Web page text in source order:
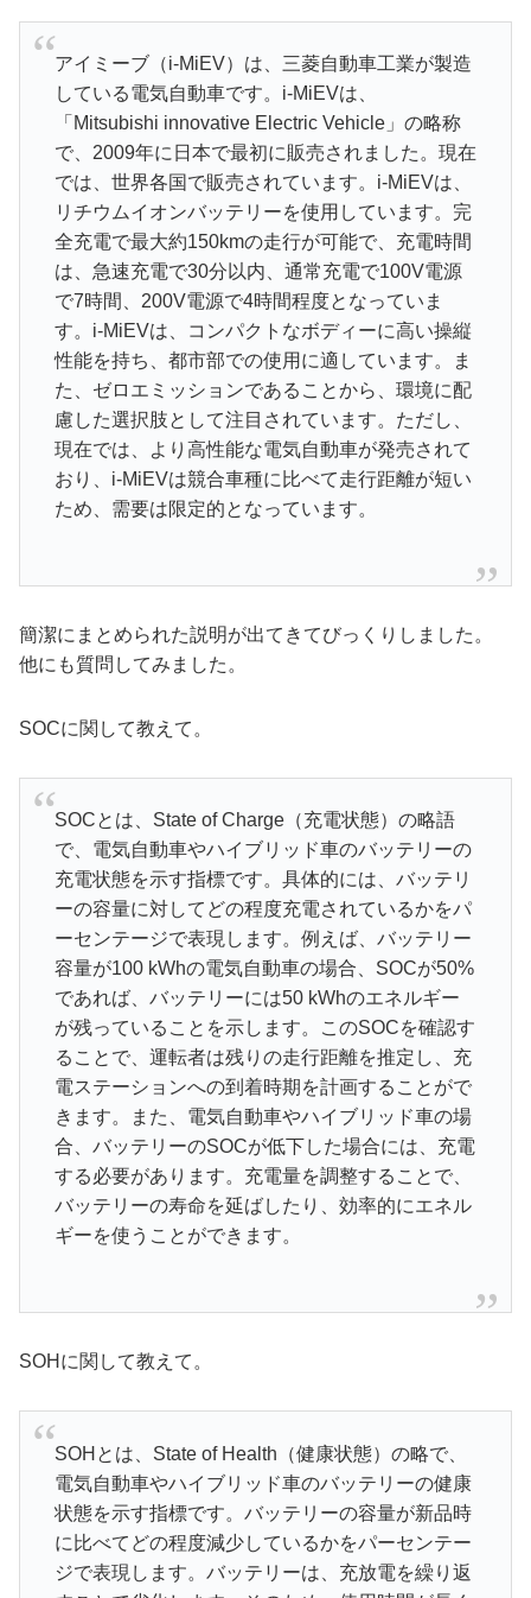
アイミーブ（i-MiEV）は、三菱自動車工業が製造
している電気自動車です。i-MiEVは、
「Mitsubishi innovative Electric Vehicle」の略称
で、2009年に日本で最初に販売されました。現在
では、世界各国で販売されています。i-MiEVは、
リチウムイオンバッテリーを使用しています。完
全充電で最大約150kmの走行が可能で、充電時間
は、急速充電で30分以内、通常充電で100V電源
で7時間、200V電源で4時間程度となっていま
す。i-MiEVは、コンパクトなボディーに高い操縦
性能を持ち、都市部での使用に適しています。ま
た、ゼロエミッションであることから、環境に配
慮した選択肢として注目されています。ただし、
現在では、より高性能な電気自動車が発売されて
おり、i-MiEVは競合車種に比べて走行距離が短い
ため、需要は限定的となっています。
簡潔にまとめられた説明が出てきてびっくりしました。
他にも質問してみました。
SOCに関して教えて。
SOCとは、State of Charge（充電状態）の略語
で、電気自動車やハイブリッド車のバッテリーの
充電状態を示す指標です。具体的には、バッテリ
ーの容量に対してどの程度充電されているかをパ
ーセンテージで表現します。例えば、バッテリー
容量が100 kWhの電気自動車の場合、SOCが50%
であれば、バッテリーには50 kWhのエネルギー
が残っていることを示します。このSOCを確認す
ることで、運転者は残りの走行距離を推定し、充
電ステーションへの到着時期を計画することがで
きます。また、電気自動車やハイブリッド車の場
合、バッテリーのSOCが低下した場合には、充電
する必要があります。充電量を調整することで、
バッテリーの寿命を延ばしたり、効率的にエネル
ギーを使うことができます。
SOHに関して教えて。
SOHとは、State of Health（健康状態）の略で、
電気自動車やハイブリッド車のバッテリーの健康
状態を示す指標です。バッテリーの容量が新品時
に比べてどの程度減少しているかをパーセンテー
ジで表現します。バッテリーは、充放電を繰り返